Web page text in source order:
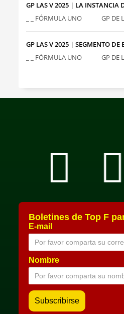
GP LAS V 2025 | LA INSTANCIA
_ _ FÓRMULA UNO GP DE
GP LAS V 2025 | SEGMENTO DE
_ _ FÓRMULA UNO GP DE
Boletines de Top F
E-mail
Nombre